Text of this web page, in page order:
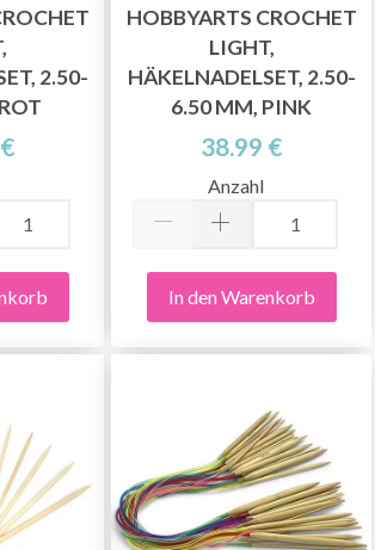
2.50-
HOBBYARTS CROCHET
LIGHT,
HÄKELNADELSET, 2.50-
6.50 MM, PINK
38.99 €
Anzahl
In den Warenkorb
Sie bis zu 50%
Teil unserer Garn-Community
Sie exklusiven Zugang zu
Strickmustern und speziellen
Angeboten!